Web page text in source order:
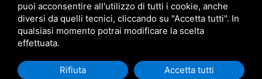
Questo sito è protetto da Google reCAPTCHA v3,Privacy Policy
Terms of Service
puoi acconsentire all'utilizzo di tutti i cookie, anche
diversi da quelli tecnici, cliccando su "Accetta tutti". In
qualsiasi momento potrai modificare la scelta
effettuata.
Rifiuta Accetta tutti